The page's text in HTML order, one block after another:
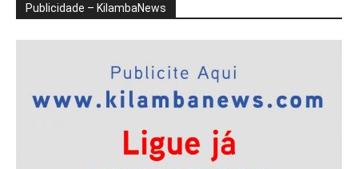
Publicidade – KilambaNews